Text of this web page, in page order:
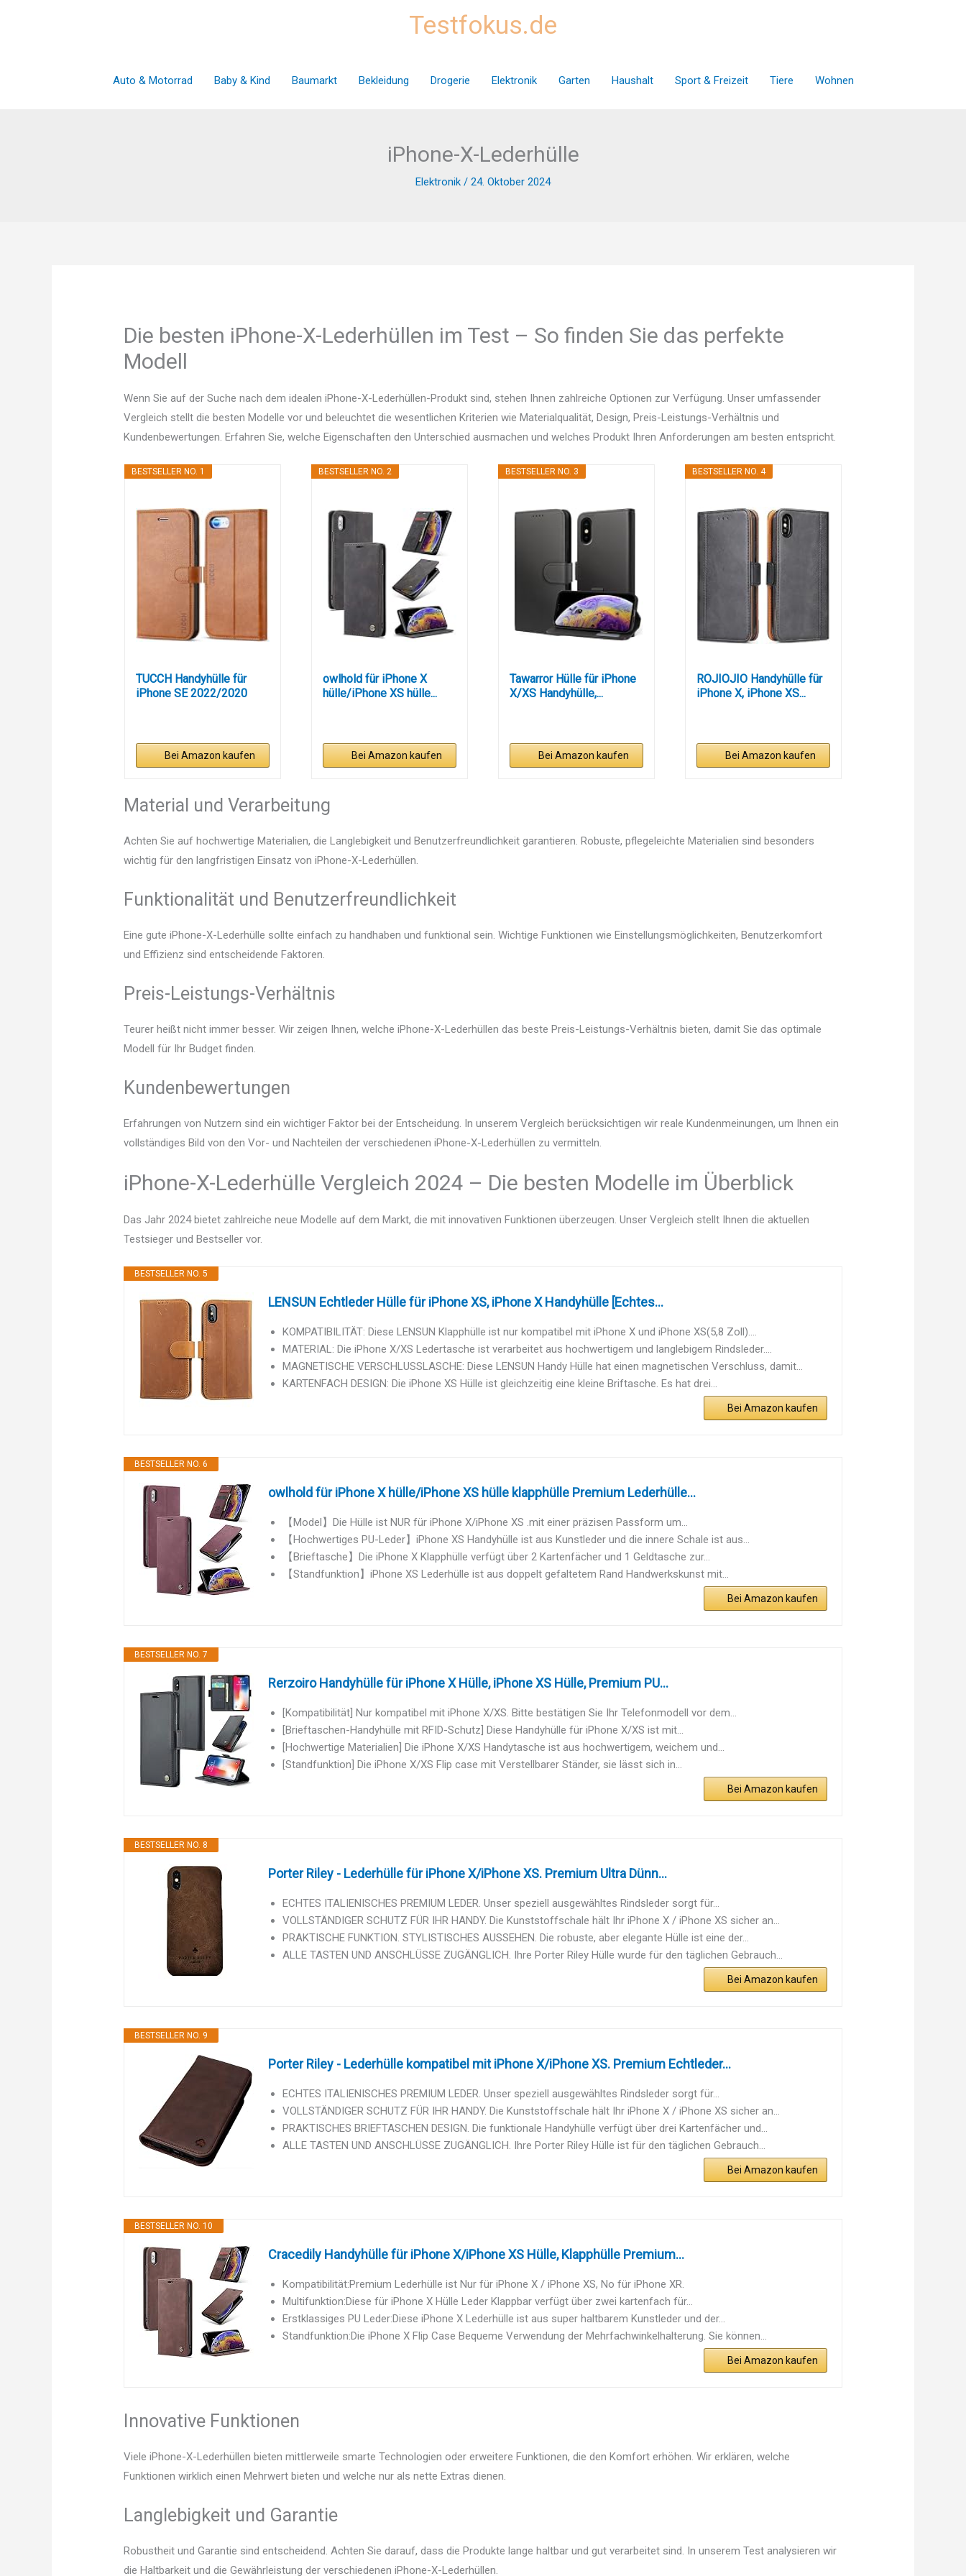
Testfokus.de
Auto & Motorrad Baby & Kind Baumarkt Bekleidung Drogerie Elektronik Garten Haushalt Sport & Freizeit Tiere Wohnen
iPhone-X-Lederhülle
Elektronik / 24. Oktober 2024
Die besten iPhone-X-Lederhüllen im Test – So finden Sie das perfekte
Modell
Wenn Sie auf der Suche nach dem idealen iPhone-X-Lederhüllen-Produkt sind, stehen Ihnen zahlreiche Optionen zur Verfügung. Unser umfassender
Vergleich stellt die besten Modelle vor und beleuchtet die wesentlichen Kriterien wie Materialqualität, Design, Preis-Leistungs-Verhältnis und
Kundenbewertungen. Erfahren Sie, welche Eigenschaften den Unterschied ausmachen und welches Produkt Ihren Anforderungen am besten entspricht.
BESTSELLER NO. 1
TUCCH Handyhülle für
iPhone SE 2022/2020
Bei Amazon kaufen
BESTSELLER NO. 2
owlhold für iPhone X
hülle/iPhone XS hülle...
Bei Amazon kaufen
BESTSELLER NO. 3
Tawarror Hülle für iPhone
X/XS Handyhülle,...
Bei Amazon kaufen
BESTSELLER NO. 4
ROJIOJIO Handyhülle für
iPhone X, iPhone XS...
Bei Amazon kaufen
Material und Verarbeitung
Achten Sie auf hochwertige Materialien, die Langlebigkeit und Benutzerfreundlichkeit garantieren. Robuste, pflegeleichte Materialien sind besonders
wichtig für den langfristigen Einsatz von iPhone-X-Lederhüllen.
Funktionalität und Benutzerfreundlichkeit
Eine gute iPhone-X-Lederhülle sollte einfach zu handhaben und funktional sein. Wichtige Funktionen wie Einstellungsmöglichkeiten, Benutzerkomfort
und Effizienz sind entscheidende Faktoren.
Preis-Leistungs-Verhältnis
Teurer heißt nicht immer besser. Wir zeigen Ihnen, welche iPhone-X-Lederhüllen das beste Preis-Leistungs-Verhältnis bieten, damit Sie das optimale
Modell für Ihr Budget finden.
Kundenbewertungen
Erfahrungen von Nutzern sind ein wichtiger Faktor bei der Entscheidung. In unserem Vergleich berücksichtigen wir reale Kundenmeinungen, um Ihnen ein
vollständiges Bild von den Vor- und Nachteilen der verschiedenen iPhone-X-Lederhüllen zu vermitteln.
iPhone-X-Lederhülle Vergleich 2024 – Die besten Modelle im Überblick
Das Jahr 2024 bietet zahlreiche neue Modelle auf dem Markt, die mit innovativen Funktionen überzeugen. Unser Vergleich stellt Ihnen die aktuellen
Testsieger und Bestseller vor.
BESTSELLER NO. 5
LENSUN Echtleder Hülle für iPhone XS, iPhone X Handyhülle [Echtes...
KOMPATIBILITÄT: Diese LENSUN Klapphülle ist nur kompatibel mit iPhone X und iPhone XS(5,8 Zoll)....
MATERIAL: Die iPhone X/XS Ledertasche ist verarbeitet aus hochwertigem und langlebigem Rindsleder....
MAGNETISCHE VERSCHLUSSLASCHE: Diese LENSUN Handy Hülle hat einen magnetischen Verschluss, damit...
KARTENFACH DESIGN: Die iPhone XS Hülle ist gleichzeitig eine kleine Briftasche. Es hat drei...
Bei Amazon kaufen
BESTSELLER NO. 6
owlhold für iPhone X hülle/iPhone XS hülle klapphülle Premium Lederhülle...
【Model】Die Hülle ist NUR für iPhone X/iPhone XS .mit einer präzisen Passform um...
【Hochwertiges PU-Leder】iPhone XS Handyhülle ist aus Kunstleder und die innere Schale ist aus...
【Brieftasche】Die iPhone X Klapphülle verfügt über 2 Kartenfächer und 1 Geldtasche zur...
【Standfunktion】iPhone XS Lederhülle ist aus doppelt gefaltetem Rand Handwerkskunst mit...
Bei Amazon kaufen
BESTSELLER NO. 7
Rerzoiro Handyhülle für iPhone X Hülle, iPhone XS Hülle, Premium PU...
[Kompatibilität] Nur kompatibel mit iPhone X/XS. Bitte bestätigen Sie Ihr Telefonmodell vor dem...
[Brieftaschen-Handyhülle mit RFID-Schutz] Diese Handyhülle für iPhone X/XS ist mit...
[Hochwertige Materialien] Die iPhone X/XS Handytasche ist aus hochwertigem, weichem und...
[Standfunktion] Die iPhone X/XS Flip case mit Verstellbarer Ständer, sie lässt sich in...
Bei Amazon kaufen
BESTSELLER NO. 8
Porter Riley - Lederhülle für iPhone X/iPhone XS. Premium Ultra Dünn...
ECHTES ITALIENISCHES PREMIUM LEDER. Unser speziell ausgewähltes Rindsleder sorgt für...
VOLLSTÄNDIGER SCHUTZ FÜR IHR HANDY. Die Kunststoffschale hält Ihr iPhone X / iPhone XS sicher an...
PRAKTISCHE FUNKTION. STYLISTISCHES AUSSEHEN. Die robuste, aber elegante Hülle ist eine der...
ALLE TASTEN UND ANSCHLÜSSE ZUGÄNGLICH. Ihre Porter Riley Hülle wurde für den täglichen Gebrauch...
Bei Amazon kaufen
BESTSELLER NO. 9
Porter Riley - Lederhülle kompatibel mit iPhone X/iPhone XS. Premium Echtleder...
ECHTES ITALIENISCHES PREMIUM LEDER. Unser speziell ausgewähltes Rindsleder sorgt für...
VOLLSTÄNDIGER SCHUTZ FÜR IHR HANDY. Die Kunststoffschale hält Ihr iPhone X / iPhone XS sicher an...
PRAKTISCHES BRIEFTASCHEN DESIGN. Die funktionale Handyhülle verfügt über drei Kartenfächer und...
ALLE TASTEN UND ANSCHLÜSSE ZUGÄNGLICH. Ihre Porter Riley Hülle ist für den täglichen Gebrauch...
Bei Amazon kaufen
BESTSELLER NO. 10
Cracedily Handyhülle für iPhone X/iPhone XS Hülle, Klapphülle Premium...
Kompatibilität:Premium Lederhülle ist Nur für iPhone X / iPhone XS, No für iPhone XR.
Multifunktion:Diese für iPhone X Hülle Leder Klappbar verfügt über zwei kartenfach für...
Erstklassiges PU Leder:Diese iPhone X Lederhülle ist aus super haltbarem Kunstleder und der...
Standfunktion:Die iPhone X Flip Case Bequeme Verwendung der Mehrfachwinkelhalterung. Sie können...
Bei Amazon kaufen
Innovative Funktionen
Viele iPhone-X-Lederhüllen bieten mittlerweile smarte Technologien oder erweitere Funktionen, die den Komfort erhöhen. Wir erklären, welche
Funktionen wirklich einen Mehrwert bieten und welche nur als nette Extras dienen.
Langlebigkeit und Garantie
Robustheit und Garantie sind entscheidend. Achten Sie darauf, dass die Produkte lange haltbar und gut verarbeitet sind. In unserem Test analysieren wir
die Haltbarkeit und die Gewährleistung der verschiedenen iPhone-X-Lederhüllen.